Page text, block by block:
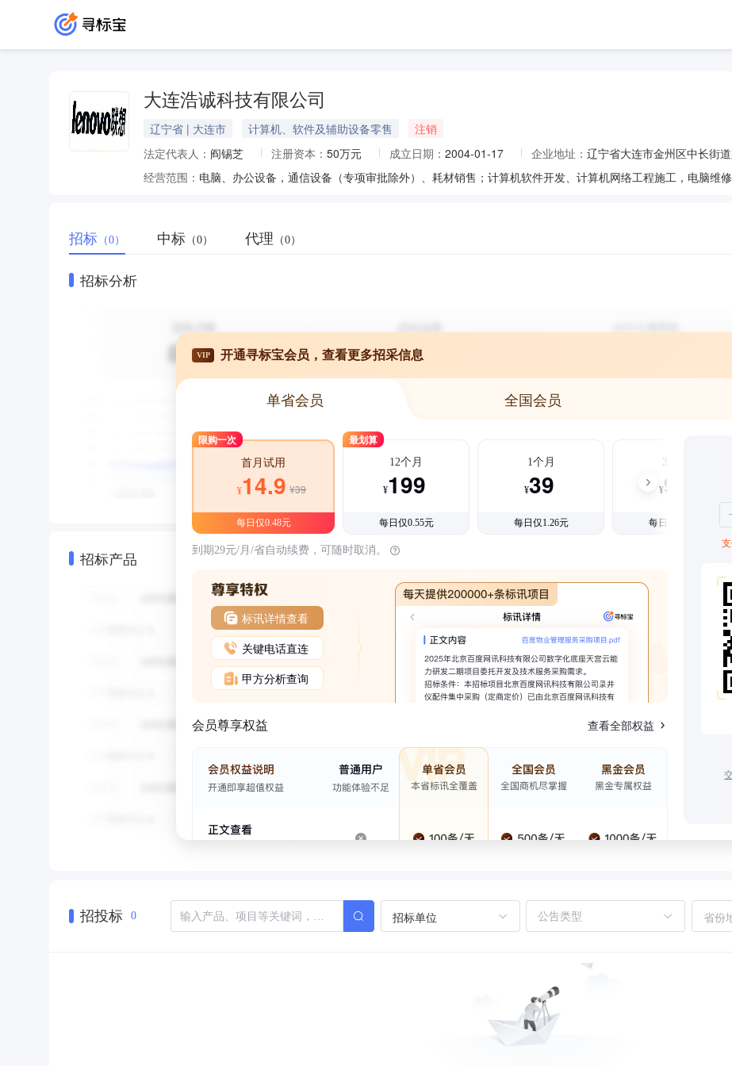
大连浩诚科技有限公司
辽宁省 | 大连市 计算机、软件及辅助设备零售
注销
法定代表人： 阎锡芝 注册资本： 50万元 成立日期： 2004-01-17 企业地址： 辽宁省大连市金州区中长街
经营范围： 电脑、办公设备，通信设备（专项审批除外）、耗材销售；计算机软件开发、计算机网络工程施工，电脑维修
招标 （0） 中标 （0） 代理 （0）
招标分析
招标产品
VIP 开通寻标宝会员，查看更多招采信息
单省会员 全国会员
限购一次
首月试用
¥14.9 ¥39
每日仅0.48元
最划算
12个月
¥199
每日仅0.55元
1个月
¥39
每日仅1.26元
3个月
¥99
每日仅1.08元
到期29元/月/省自动续费，可随时取消。
标讯详情查看
关键电话直连
甲方分析查询
会员尊享权益 查看全部权益
招投标 0 招标单位 省份